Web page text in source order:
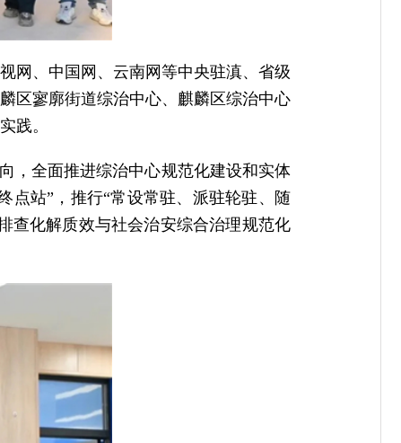
网、中国网、云南网等中央驻滇、省级
区寥廓街道综治中心、麒麟区综治中心
践。
，全面推进综治中心规范化建设和实体
点站”，推行“常设常驻、派驻轮驻、随
查化解质效与社会治安综合治理规范化